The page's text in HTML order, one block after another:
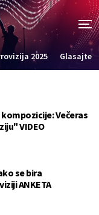
2025 Glasajte
Večeras
VIDEO
se bira
ANKETA